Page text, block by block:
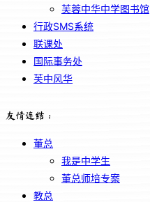
芙蓉中华中学图书馆
行政SMS系统
联课处
国际事务处
芙中风华
友情连结：
董总
我是中学生
董总师培专案
教总